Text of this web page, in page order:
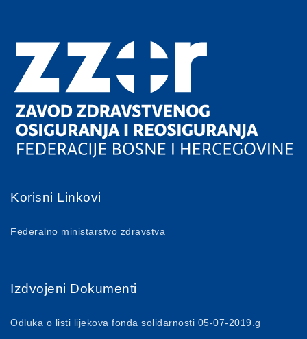
Korisni Linkovi
Federalno ministarstvo zdravstva
Izdvojeni Dokumenti
Odluka o listi lijekova fonda solidarnosti 05-07-2019.g